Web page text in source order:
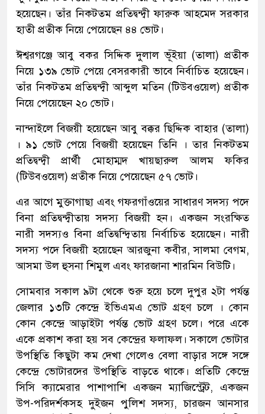
হয়েছেন। তাঁর নিকটতম প্রতিদ্বন্দ্বী ফারুক আহমেদ সরকার
হাতী প্রতীক নিয়ে পেয়েছেন ৪৪ ভোট।
ঈশ্বরগঞ্জে আবু বকর সিদ্দিক দুলাল ভূঁইয়া (তালা) প্রতীক
নিয়ে ১৩৯ ভোট পেয়ে বেসরকারী ভাবে নির্বাচিত হয়েছেন।
তাঁর নিকটতম প্রতিদ্বন্দ্বী আব্দুল মতিন (টিউবওয়েল) প্রতীক
নিয়ে পেয়েছেন ২০ ভোট।
নান্দাইলে বিজয়ী হয়েছেন আবু বক্কর ছিদ্দিক বাহার (তালা)
। ৯১ ভোট পেয়ে বিজয়ী হয়েছেন তিনি । তার নিকটতম
প্রতিদ্বন্দ্বী প্রার্থী মোহাম্মদ খায়ছারুল আলম ফকির
(টিউবওয়েল) প্রতীক নিয়ে পেয়েছেন ৫৭ ভোট।
এর আগে মুক্তাগাছা এবং গফরগাঁওয়ের সাধারণ সদস্য পদে
বিনা প্রতিদ্বন্দ্বীতায় সদস্য বিজয়ী হন। একজন সংরক্ষিত
নারী সদস্যও বিনা প্রতিদ্বন্দ্বিতায় নির্বাচিত হয়েছেন। নারী
সদস্য পদে বিজয়ী হয়েছেন আরজুনা কবীর, সালমা বেগম,
আসমা উল হুসনা শিমুল এবং ফারজানা শারমিন বিউটি।
সোমবার সকাল ৯টা থেকে শুরু হয়ে চলে দুপুর ২টা পর্যন্ত
জেলার ১৩টি কেন্দ্রে ইভিএমএ ভোট গ্রহণ চলে । কোন
কোন কেন্দ্রে আড়াইটা পর্যন্ত ভোট গ্রহণ চলে। পরে একে
একে প্রকাশ করা হয় সব কেন্দ্রের ফলাফল। সকালে ভোটার
উপস্থিতি কিছুটা কম দেখা গেলেও বেলা বাড়ার সঙ্গে সঙ্গে
কেন্দ্রে ভোটারদের উপস্থিতি বাড়তে থাকে। প্রতিটি কেন্দ্রে
সিসি ক্যামেরার পাশাপাশি একজন ম্যাজিস্ট্রেট, একজন
উপ-পরিদর্শকসহ দুইজন পুলিশ সদস্য, চারজন আনসার